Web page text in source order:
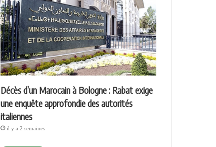
Décès d’un Marocain à Bologne : Rabat exige
une enquête approfondie des autorités
italiennes
il y a 2 semaines